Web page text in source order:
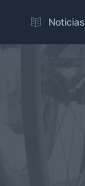
Noticias